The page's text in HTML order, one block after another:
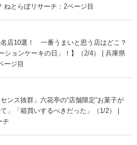
ねとらぼリサーチ：2ページ目
店10選！ 一番うまいと思う店はどこ？
ションケーキの日」！】（2/4） | 兵庫県
ージ目
ンス抜群」六花亭の“店舗限定”お菓子が
」「箱買いするべきだった」（1/2） |
チ